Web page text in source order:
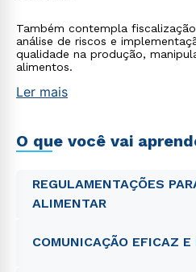
Também contempla
análise de riscos e
qualidade na produção,
alimentos.
Ler mais
O que você vai
REGULAMENTAÇÕES
ALIMENTAR
COMUNICAÇÃO EFICAZ E